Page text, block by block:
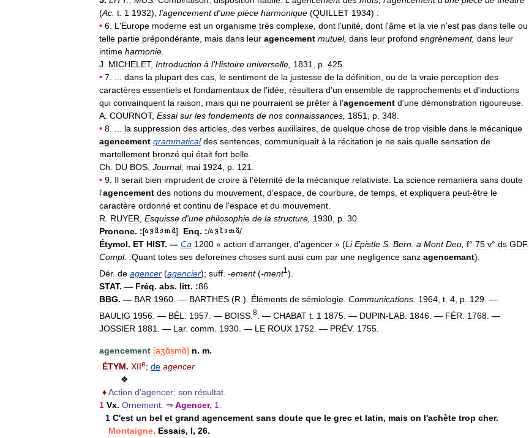
(Ac. t. 1 1932), l'agencement d'une pièce harmonique (QUILLET 1934) :
• 6. L'Europe moderne est un organisme très complexe, dont l'unité, dont l'âme et la vie n'est pas dans telle ou
telle partie prépondérante, mais dans leur agencement mutuel, dans leur profond engrènement, dans leur
intime harmonie.
J. MICHELET, Introduction à l'Histoire universelle, 1831, p. 425.
• 7. ... dans la plupart des cas, le sentiment de la justesse de la définition, ou de la vraie perception des
caractères essentiels et fondamentaux de l'idée, résultera d'un ensemble de rapprochements et d'inductions
qui convainquent la raison, mais qui ne pourraient se prêter à l'agencement d'une démonstration rigoureuse.
A. COURNOT, Essai sur les fondements de nos connaissances, 1851, p. 348.
• 8. ... la suppression des articles, des verbes auxiliaires, de quelque chose de trop visible dans le mécanique
agencement grammatical des sentences, communiquait à la récitation je ne sais quelle sensation de
martellement bronzé qui était fort belle.
Ch. DU BOS, Journal, mai 1924, p. 121.
• 9. Il serait bien imprudent de croire à l'éternité de la mécanique relativiste. La science remaniera sans doute
l'agencement des notions du mouvement, d'espace, de courbure, de temps, et expliquera peut-être le
caractère ordonné et continu de l'espace et du mouvement.
R. RUYER, Esquisse d'une philosophie de la structure, 1930, p. 30.
Prononc. :[ ]. Enq. :/
/.
Étymol. ET HIST. — Ca 1200 « action d'arranger, d'agencer » (Li Epistle S. Bern. a Mont Deu, f° 75 v° ds GDF.
Compl. :Quant totes ses deforeines choses sunt ausi cum par une negligence sanz agencemant).
Dér. de agencer (agencier); suff -ement(-ment1 ).
STAT. — Fréq. abs. litt. :86
BBG. — BAR 1960 . — BARTHES (R .). Éléments de sémiologie Communications 1964 t 4 p 129 . —
BAULIG 1956 . — BÉL 1957 . — BOISS 8 . — CHABAT t 1 1875 . — DUPIN-LAB 1846 . — FÉR 1768 . —
JOSSIER 1881 . — Lar. comm 1930 . — LE ROUX 1752 . — PRÉV. 1755
agencement [aʒɑ̃smɑ̃] n. m.
ÉTYM. XIIe; de agencer.
❖
♦Action d'agencer; son résultat.
1 Vx. Ornement. ⇒ Agencer, 1.
1 C'est un bel et grand agencement sans doute que le grec et latin, mais on l'achète trop cher.
Montaigne, Essais, I, 26.